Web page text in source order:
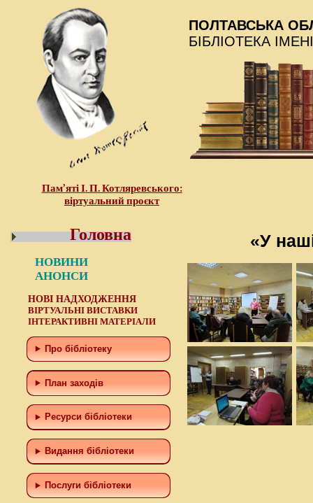
Пам’яті І. П. Котляревського:
віртуальний проєкт
ПОЛТАВСЬКА
БІБЛІОТЕКА
Головна
НОВИНИ
АНОНСИ
НОВІ НАДХОДЖЕННЯ
ВІРТУАЛЬНІ ВИСТАВКИ
ІНТЕРАКТИВНІ МАТЕРІАЛИ
Про бібліотеку
План заходів
Ресурси бібліотеки
Видання бібліотеки
Послуги бібліотеки
«У